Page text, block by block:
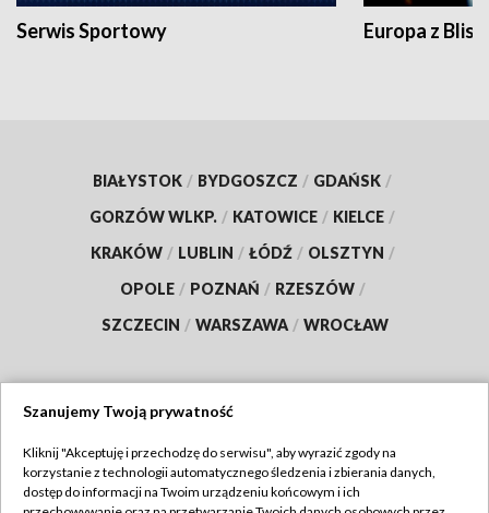
Serwis Sportowy Europa z
BIAŁYSTOK / BYDGOSZCZ / GDAŃSK /
GORZÓW WLKP. / KATOWICE / KIELCE /
KRAKÓW / LUBLIN / ŁÓDŹ / OLSZTYN /
OPOLE / POZNAŃ / RZESZÓW /
SZCZECIN / WARSZAWA / WROCŁAW
TVP
Szanujemy Twoją prywatność
Kliknij "Akceptuję i przechodzę do serwisu", aby wyrazić zgody na
korzystanie z technologii automatycznego śledzenia i zbierania danych,
dostęp do informacji na Twoim urządzeniu końcowym i ich